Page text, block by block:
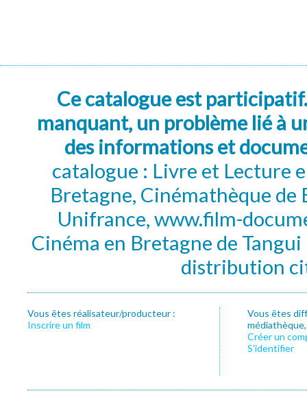
Ce catalogue est
manquant, un problème lié à
des informations et
catalogue : Livre et Lecture
Bretagne, Cinémathèque de
Unifrance, www.film-
Cinéma en Bretagne de
distribution
Vous êtes réalisateur/producteur :
Inscrire un film
Vous êtes
Créer un
S’identifier